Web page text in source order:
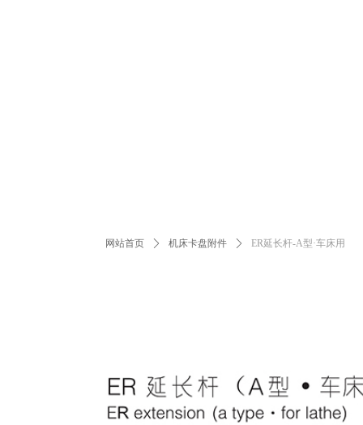
网站首页 ꄲ 机床卡盘附件 ꄲ ER延长杆-A型·车床用